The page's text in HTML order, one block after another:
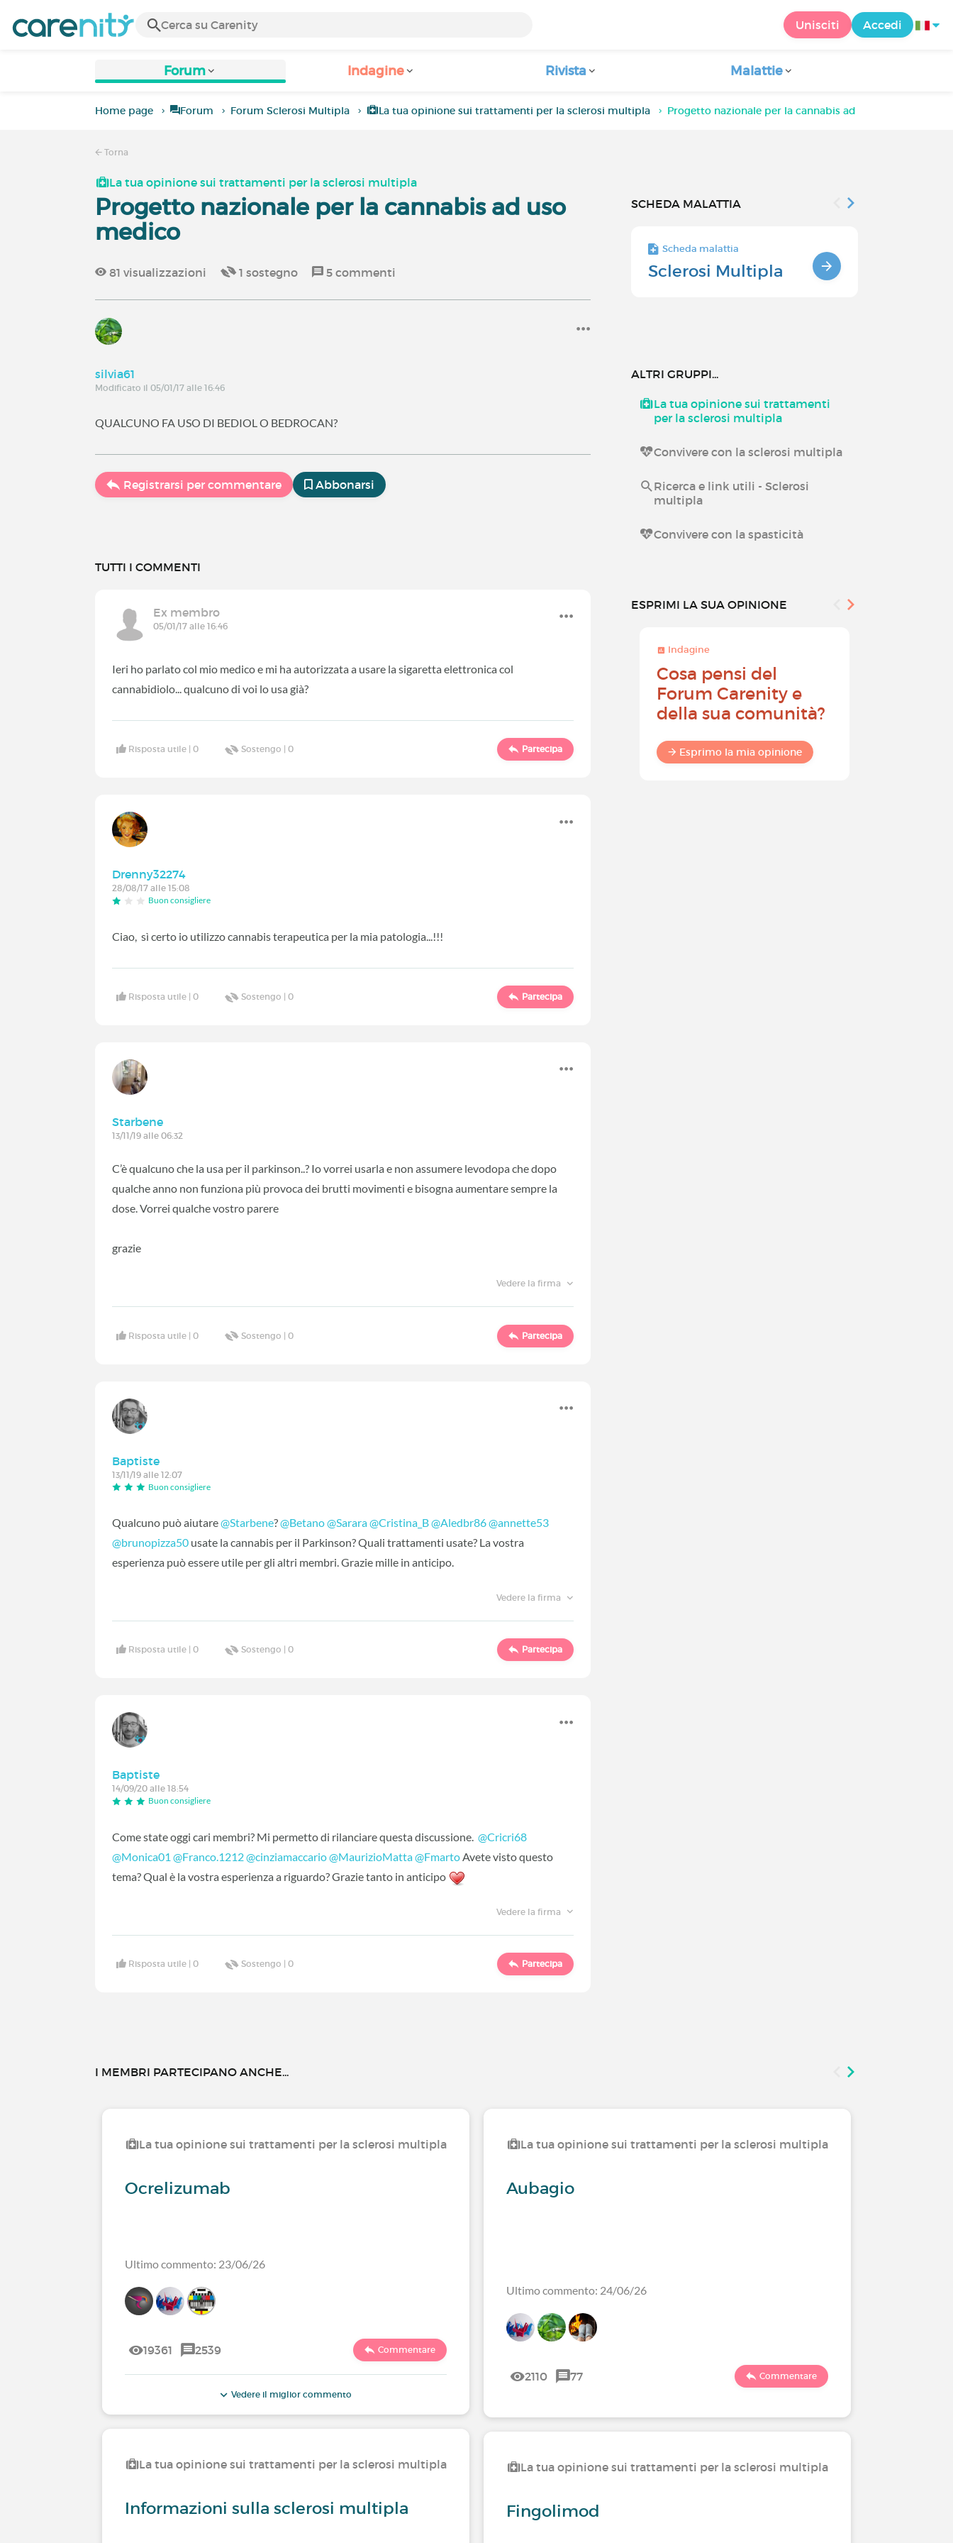
Unisciti Accedi
Forum Indagine Rivista Malattie
Home page Forum Forum Sclerosi Multipla La tua opinione sui trattamenti per la sclerosi multipla Progetto nazionale per la cannabis ad uso medico
Torna
La tua opinione sui trattamenti per la sclerosi multipla
Progetto nazionale per la cannabis ad uso
medico
81 visualizzazioni 1 sostegno 5 commenti
silvia61
Modificato il 05/01/17 alle 16:46
QUALCUNO FA USO DI BEDIOL O BEDROCAN?
Registrarsi per commentare Abbonarsi
TUTTI I COMMENTI
Ex membro
05/01/17 alle 16:46
Ieri ho parlato col mio medico e mi ha autorizzata a usare la sigaretta elettronica col
cannabidiolo... qualcuno di voi lo usa già?
Risposta utile |0 Sostengo |0 Partecipa
Drenny32274
28/08/17 alle 15:08
Buon consigliere
Ciao, sì certo io utilizzo cannabis terapeutica per la mia patologia...!!!
Risposta utile |0 Sostengo |0 Partecipa
Starbene
13/11/19 alle 06:32
C’è qualcuno che la usa per il parkinson..? Io vorrei usarla e non assumere levodopa che dopo
qualche anno non funziona più provoca dei brutti movimenti e bisogna aumentare sempre la
dose. Vorrei qualche vostro parere
grazie
Vedere la firma
Risposta utile |0 Sostengo |0 Partecipa
Baptiste
13/11/19 alle 12:07
Buon consigliere
Qualcuno può aiutare@Starbene‍?@Betano‍@Sarara‍@Cristina_B‍@Aledbr86‍@annette53
@brunopizza50 ‍ usate la cannabis per il Parkinson? Quali trattamenti usate? La vostra
esperienza può essere utile per gli altri membri. Grazie mille in anticipo.
Vedere la firma
Risposta utile |0 Sostengo |0 Partecipa
Baptiste
14/09/20 alle 18:54
Buon consigliere
Come state oggi cari membri? Mi permetto di rilanciare questa discussione.@Cricri68
@Monica01 ‍@Franco.1212‍@cinziamaccario‍@MaurizioMatta‍@Fmarto ‍ Avete visto questo
tema? Qual è la vostra esperienza a riguardo? Grazie tanto in anticipo
Vedere la firma
Risposta utile |0 Sostengo |0 Partecipa
SCHEDA MALATTIA
Scheda malattia
Sclerosi Multipla
ALTRI GRUPPI...
La tua opinione sui trattamenti
per la sclerosi multipla
Convivere con la sclerosi multipla
Ricerca e link utili - Sclerosi
multipla
Convivere con la spasticità
ESPRIMI LA SUA OPINIONE
Indagine
Cosa pensi del
Forum Carenity e
della sua comunità?
Esprimo la mia opinione
I MEMBRI PARTECIPANO ANCHE...
La tua opinione sui trattamenti per la sclerosi multipla
Ocrelizumab
Ultimo commento: 23/06/26
19361 2539 Commentare
Vedere il miglior commento
La tua opinione sui trattamenti per la sclerosi multipla
Informazioni sulla sclerosi multipla
La tua opinione sui trattamenti per la sclerosi multipla
Aubagio
Ultimo commento: 24/06/26
2110 77 Commentare
La tua opinione sui trattamenti per la sclerosi multipla
Fingolimod